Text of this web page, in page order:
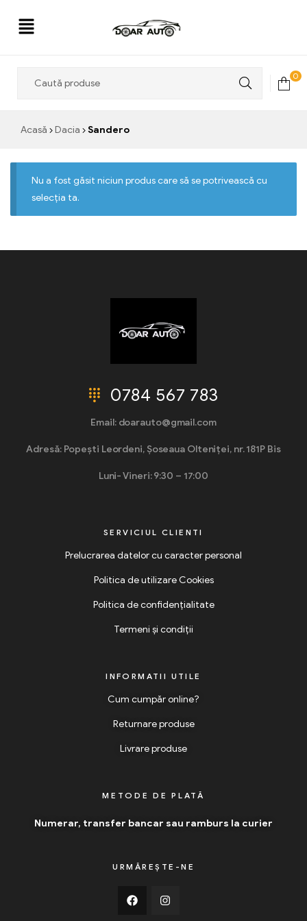
0
Acasă Dacia Sandero
Nu a fost găsit niciun produs care să se potrivească cu
selecția ta.
0784 567 783
Email: doarauto@gmail.com
Adresă: Popești Leordeni, Șoseaua Olteniței, nr. 181P Bis
Luni- Vineri: 9:30 – 17:00
SERVICIUL CLIENTI
Prelucrarea datelor cu caracter personal
Politica de utilizare Cookies
Politica de confidențialitate
Termeni și condiții
INFORMATII UTILE
Cum cumpăr online?
Returnare produse
Livrare produse
METODE DE PLATĂ
Numerar, transfer bancar sau ramburs la curier
URMĂREȘTE-NE